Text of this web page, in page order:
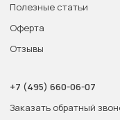
Полезные статьи
Оферта
Отзывы
+7 (495) 660-06-07
Заказать обратный